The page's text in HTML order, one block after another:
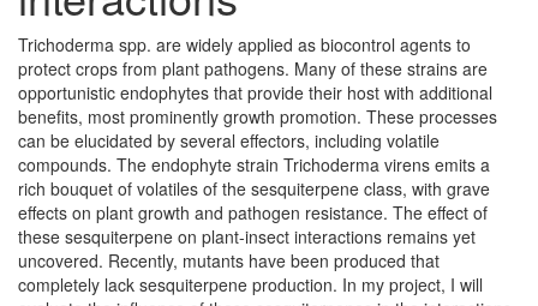
Trichoderma spp. are widely applied as biocontrol agents to
protect crops from plant pathogens. Many of these strains are
opportunistic endophytes that provide their host with additional
benefits, most prominently growth promotion. These processes
can be elucidated by several effectors, including volatile
compounds. The endophyte strain Trichoderma virens emits a
rich bouquet of volatiles of the sesquiterpene class, with grave
effects on plant growth and pathogen resistance. The effect of
these sesquiterpene on plant-insect interactions remains yet
uncovered. Recently, mutants have been produced that
completely lack sesquiterpene production. In my project, I will